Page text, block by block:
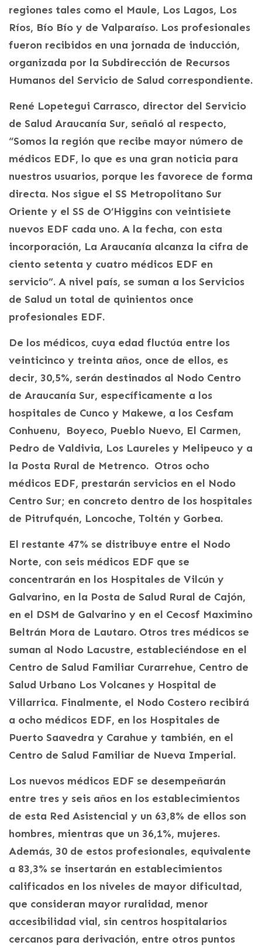
regiones tales como el Maule, Los Lagos, Los
Ríos, Bío Bío y de Valparaíso. Los profesionales
fueron recibidos en una jornada de inducción,
organizada por la Subdirección de Recursos
Humanos del Servicio de Salud correspondiente.
René Lopetegui Carrasco, director del Servicio
de Salud Araucanía Sur, señaló al respecto,
“Somos la región que recibe mayor número de
médicos EDF, lo que es una gran noticia para
nuestros usuarios, porque les favorece de forma
directa. Nos sigue el SS Metropolitano Sur
Oriente y el SS de O’Higgins con veintisiete
nuevos EDF cada uno. A la fecha, con esta
incorporación, La Araucanía alcanza la cifra de
ciento setenta y cuatro médicos EDF en
servicio”. A nivel país, se suman a los Servicios
de Salud un total de quinientos once
profesionales EDF.
De los médicos, cuya edad fluctúa entre los
veinticinco y treinta años, once de ellos, es
decir, 30,5%, serán destinados al Nodo Centro
de Araucanía Sur, específicamente a los
hospitales de Cunco y Makewe, a los Cesfam
Conhuenu, Boyeco, Pueblo Nuevo, El Carmen,
Pedro de Valdivia, Los Laureles y Melipeuco y a
la Posta Rural de Metrenco. Otros ocho
médicos EDF, prestarán servicios en el Nodo
Centro Sur; en concreto dentro de los hospitales
de Pitrufquén, Loncoche, Toltén y Gorbea.
El restante 47% se distribuye entre el Nodo
Norte, con seis médicos EDF que se
concentrarán en los Hospitales de Vilcún y
Galvarino, en la Posta de Salud Rural de Cajón,
en el DSM de Galvarino y en el Cecosf Maximino
Beltrán Mora de Lautaro. Otros tres médicos se
suman al Nodo Lacustre, estableciéndose en el
Centro de Salud Familiar Curarrehue, Centro de
Salud Urbano Los Volcanes y Hospital de
Villarrica. Finalmente, el Nodo Costero recibirá
a ocho médicos EDF, en los Hospitales de
Puerto Saavedra y Carahue y también, en el
Centro de Salud Familiar de Nueva Imperial.
Los nuevos médicos EDF se desempeñarán
entre tres y seis años en los establecimientos
de esta Red Asistencial y un 63,8% de ellos son
hombres, mientras que un 36,1%, mujeres.
Además, 30 de estos profesionales, equivalente
a 83,3% se insertarán en establecimientos
calificados en los niveles de mayor dificultad,
que consideran mayor ruralidad, menor
accesibilidad vial, sin centros hospitalarios
cercanos para derivación, entre otros puntos